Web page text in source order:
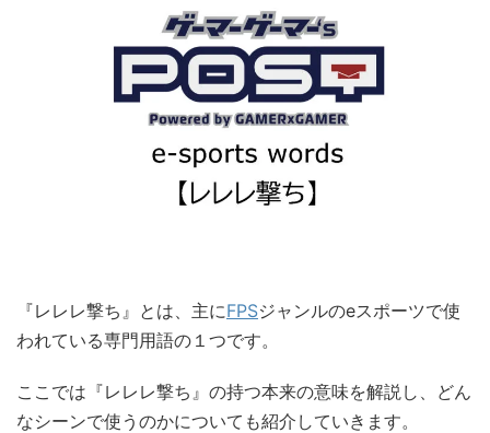
『レレレ撃ち』とは、主にFPSジャンルのeスポーツで使
われている専門用語の１つです。
ここでは『レレレ撃ち』の持つ本来の意味を解説し、どん
なシーンで使うのかについても紹介していきます。